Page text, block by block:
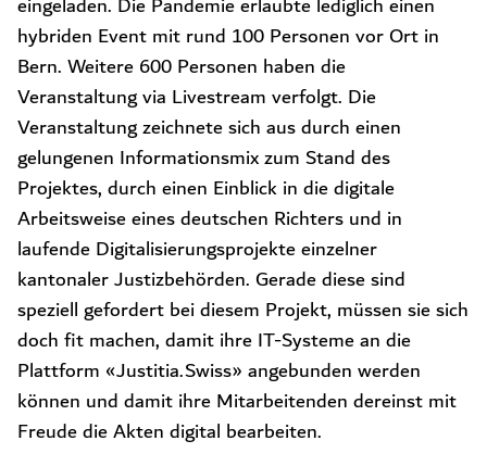
hybriden Event mit rund 100 Personen vor Ort in
Bern. Weitere 600 Personen haben die
Veranstaltung via Livestream verfolgt. Die
Veranstaltung zeichnete sich aus durch einen
gelungenen Informationsmix zum Stand des
Projektes, durch einen Einblick in die digitale
Arbeitsweise eines deutschen Richters und in
laufende Digitalisierungsprojekte einzelner
kantonaler Justizbehörden. Gerade diese sind
speziell gefordert bei diesem Projekt, müssen sie sich
doch fit machen, damit ihre IT-Systeme an die
Plattform «Justitia.Swiss» angebunden werden
können und damit ihre Mitarbeitenden dereinst mit
Freude die Akten digital bearbeiten.